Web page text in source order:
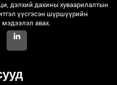
дэлхий дахины хуваарилалтын
үүсгэсэн шүршүүрийн
мэдээлэл авах.